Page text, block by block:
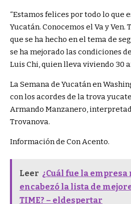
“Estamos felices por todo lo que
Yucatán. Conocemos el Va y Ven.
que se ha hecho en el tema de
se ha mejorado las condiciones
Luis Chi, quien lleva viviendo 30
La Semana de Yucatán en
con los acordes de la trova
Armando Manzanero,
Trovanova.
Información de Con Acento.
Leer ¿Cuál fue la
encabezó la lista de
TIME? – eldespertar